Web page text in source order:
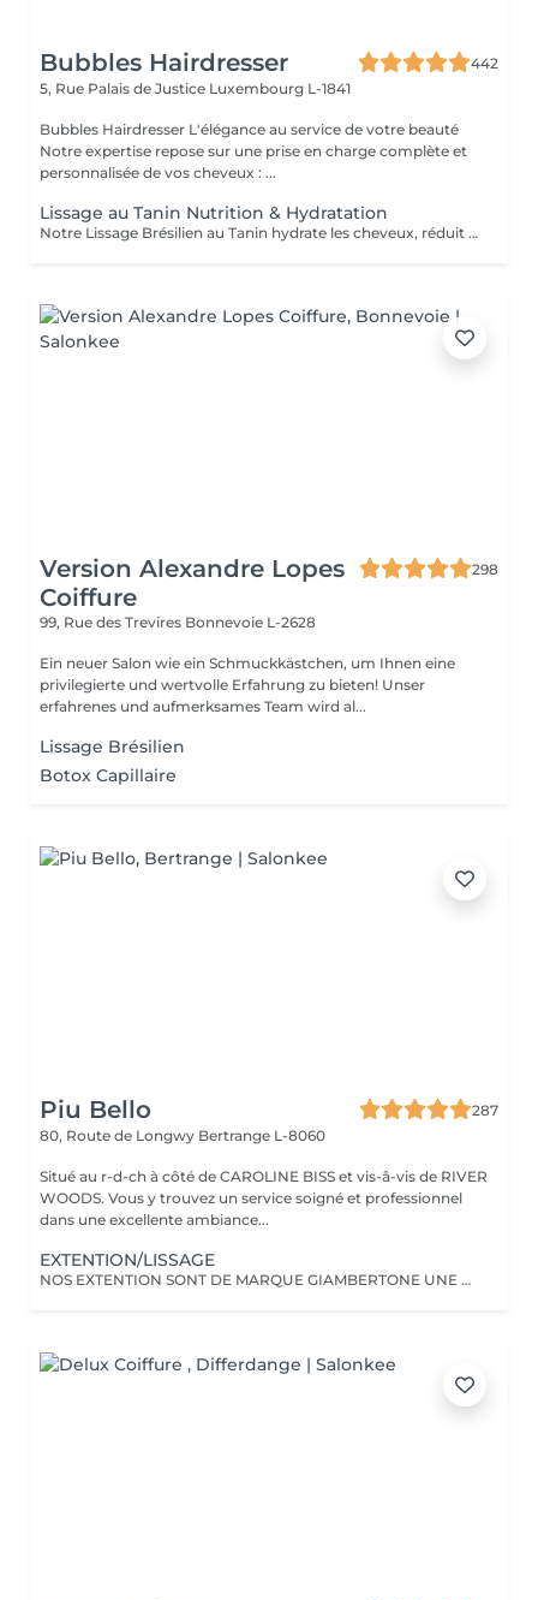
Bubbles Hairdresser
442
5, Rue Palais de Justice Luxembourg L-1841
Bubbles Hairdresser L'élégance au service de votre beauté
Notre expertise repose sur une prise en charge complète et
personnalisée de vos cheveux : ...
Lissage au Tanin Nutrition & Hydratation
Notre Lissage Brésilien au Tanin hydrate les cheveux, réduit les frisottis, apporte brillance, douceur et facilite le coiffage Un supplément lié à la longueur/ épaisseur pourra se rajouter au tarif du Lissage Brésilien . Un devis vous est offert sur simple demande sans engagement.
Version Alexandre Lopes
Coiffure
298
99, Rue des Trevires Bonnevoie L-2628
Ein neuer Salon wie ein Schmuckkästchen, um Ihnen eine
privilegierte und wertvolle Erfahrung zu bieten! Unser
erfahrenes und aufmerksames Team wird al...
Lissage Brésilien
Botox Capillaire
Piu Bello
287
80, Route de Longwy Bertrange L-8060
Situé au r-d-ch à côté de CAROLINE BISS et vis-â-vis de RIVER
WOODS. Vous y trouvez un service soigné et professionnel
dans une excellente ambiance...
EXTENTION/LISSAGE
NOS EXTENTION SONT DE MARQUE GIAMBERTONE UNE DES MEILLEUR SUR LE MARCHE.100% CHEVEUX NATUREL.Nous proposont aussi des extentions de marque Hairdreams qui ce colle.